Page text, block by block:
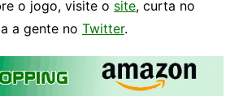
o jogo, visite o site, curta no
a gente no Twitter.